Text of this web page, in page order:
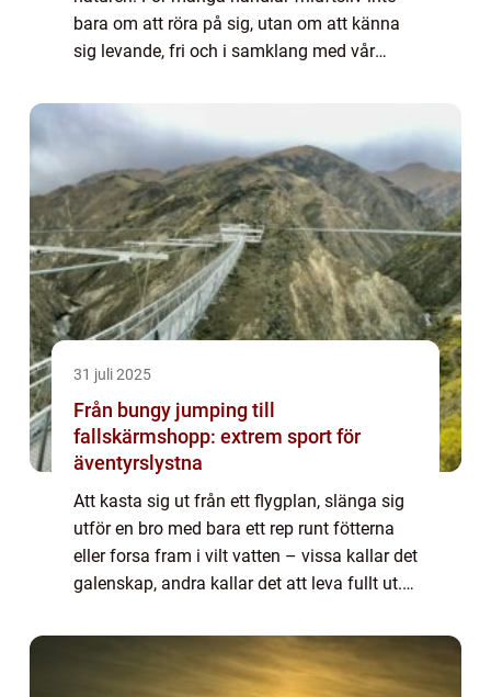
bara om att röra på sig, utan om att känna
sig levande, fri och i samklang med vår
31 juli 2025
Från bungy jumping till
fallskärmshopp: extrem sport för
äventyrslystna
Att kasta sig ut från ett flygplan, slänga sig
utför en bro med bara ett rep runt fötterna
eller forsa fram i vilt vatten – vissa kallar det
galenskap, andra kallar det att leva fullt ut.